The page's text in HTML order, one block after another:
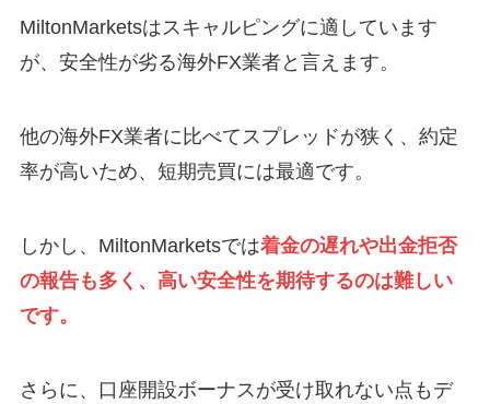
MiltonMarketsはスキャルピングに適しています
が、安全性が劣る海外FX業者と言えます。
他の海外FX業者に比べてスプレッドが狭く、約定
率が高いため、短期売買には最適です。
しかし、MiltonMarketsでは着金の遅れや出金拒否
の報告も多く、高い安全性を期待するのは難しい
です。
さらに、口座開設ボーナスが受け取れない点もデ